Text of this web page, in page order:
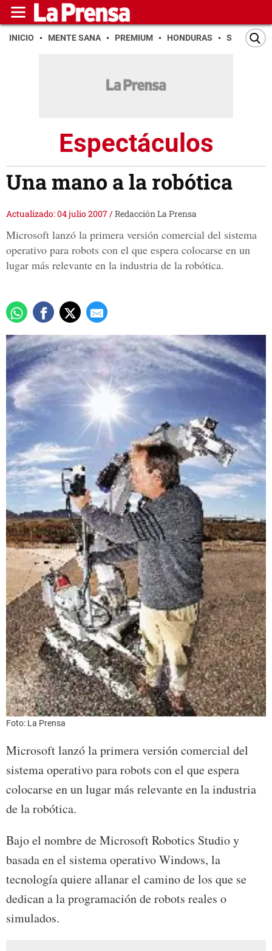
INICIO MENTE SANA PREMIUM HONDURAS SAN PEDRO
Espectáculos
Una mano a la robótica
Actualizado: 04 julio 2007/Redacción La Prensa
Microsoft lanzó la primera versión comercial del sistema
operativo para robots con el que espera colocarse en un
lugar más relevante en la industria de la robótica.
Foto: La Prensa
Microsoft lanzó la primera versión comercial del
sistema operativo para robots con el que espera
colocarse en un lugar más relevante en la industria
de la robótica.
Bajo el nombre de Microsoft Robotics Studio y
basada en el sistema operativo Windows, la
tecnología quiere allanar el camino de los que se
dedican a la programación de robots reales o
simulados.